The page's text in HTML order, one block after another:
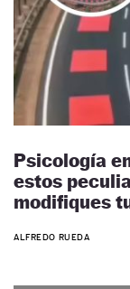
Psicología
estos
modifiques
ALFREDO RUEDA